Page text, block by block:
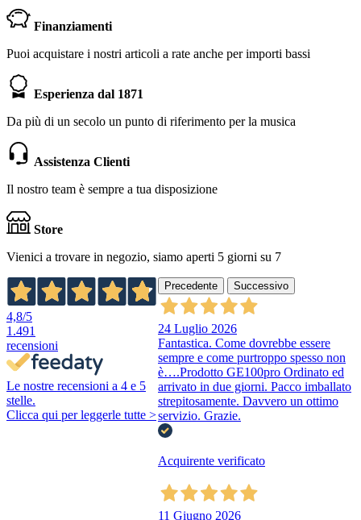
Finanziamenti
Puoi acquistare i nostri articoli a rate anche per importi bassi
Esperienza dal 1871
Da più di un secolo un punto di riferimento per la musica
Assistenza Clienti
Il nostro team è sempre a tua disposizione
Store
Vienici a trovare in negozio, siamo aperti 5 giorni su 7
4,8/5
1.491
recensioni
Le nostre recensioni a 4 e 5
stelle.
Clicca qui per leggerle tutte >
Precedente Successivo
24 Luglio 2026
Fantastica. Come dovrebbe essere
sempre e come purtroppo spesso non
è….Prodotto GE100pro Ordinato ed
arrivato in due giorni. Pacco imballato
strepitosamente. Davvero un ottimo
servizio. Grazie.
Acquirente verificato
11 Giugno 2026